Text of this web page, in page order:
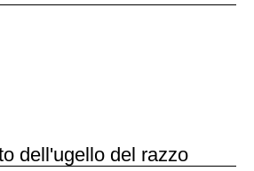
dell'ugello del razzo